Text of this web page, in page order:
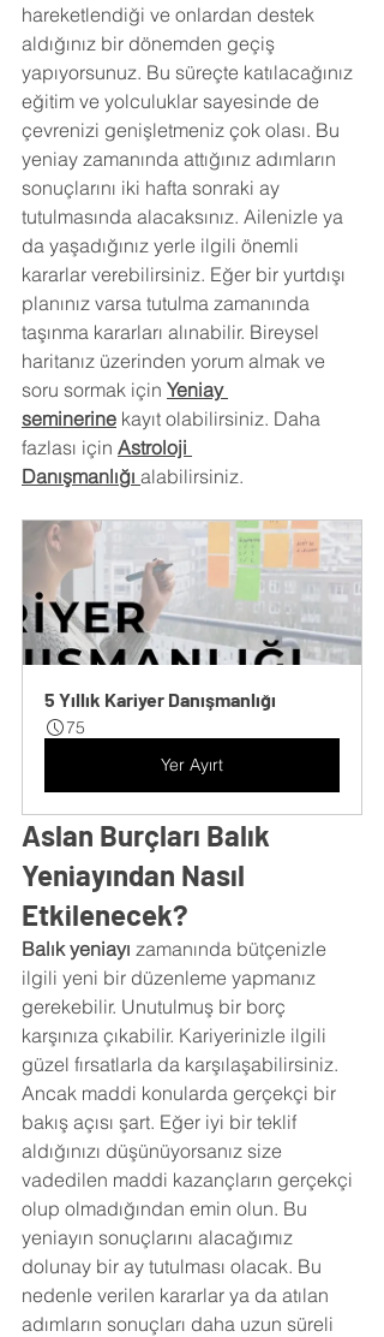
hareketlendiği ve onlardan destek
aldığınız bir dönemden geçiş
yapıyorsunuz. Bu süreçte katılacağınız
eğitim ve yolculuklar sayesinde de
çevrenizi genişletmeniz çok olası. Bu
yeniay zamanında attığınız adımların
sonuçlarını iki hafta sonraki ay
tutulmasında alacaksınız. Ailenizle ya
da yaşadığınız yerle ilgili önemli
kararlar verebilirsiniz. Eğer bir yurtdışı
planınız varsa tutulma zamanında
taşınma kararları alınabilir. Bireysel
haritanız üzerinden yorum almak ve
soru sormak için Yeniay
seminerine kayıt olabilirsiniz. Daha
fazlası için Astroloji
Danışmanlığı alabilirsiniz.
5 Yıllık Kariyer Danışmanlığı
75
Yer Ayırt
Aslan Burçları Balık
Yeniayından Nasıl
Etkilenecek?
Balık yeniayı zamanında bütçenizle
ilgili yeni bir düzenleme yapmanız
gerekebilir. Unutulmuş bir borç
karşınıza çıkabilir. Kariyerinizle ilgili
güzel fırsatlarla da karşılaşabilirsiniz.
Ancak maddi konularda gerçekçi bir
bakış açısı şart. Eğer iyi bir teklif
aldığınızı düşünüyorsanız size
vadedilen maddi kazançların gerçekçi
olup olmadığından emin olun. Bu
yeniayın sonuçlarını alacağımız
dolunay bir ay tutulması olacak. Bu
nedenle verilen kararlar ya da atılan
adımların sonuçları daha uzun süreli